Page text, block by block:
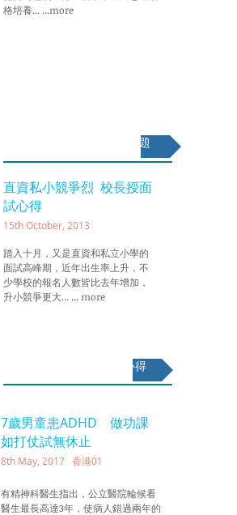
格培養... ...more
當「家長」變成社會問題
直資私小競爭烈 校長授面
試心得
15th October, 2013
踏入十月，又是直資和私立小學的
面試高峰期，近年出生率上升，不
少學校的報名人數皆比去年增加，
升小競爭更大... ... more
直資私小校長授面試心得
7歲男童患ADHD 做功課
如打仗試無休止
8th May, 2017 香港01
有精神科醫生指出，公立醫院輪候看
醫生最長高達3年，使病人錯過兩年的